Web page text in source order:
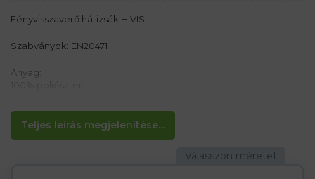
Teljes leírás megjelenítése...
Fényvisszaverő hátizsák HIVIS
Szabványok: EN20471
Anyag:
Jellemzők:
– Vízszintes fényvisszaverő csík
– Növeli a felhasználó láthatóságát